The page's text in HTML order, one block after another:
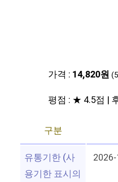
가격 : 14,820원
평점 : ★ 4.5점 |
구분
유통기한 (사
용기한 표시의